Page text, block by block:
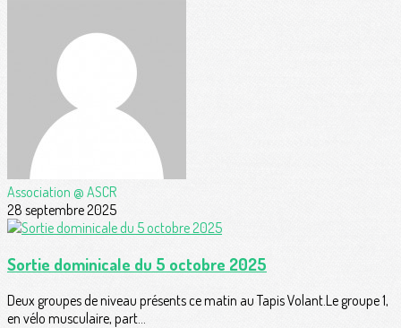
Association @ ASCR
28 septembre 2025
Sortie dominicale du 5 octobre 2025
Deux groupes de niveau présents ce matin au Tapis Volant.Le groupe 1,
en vélo musculaire, part...